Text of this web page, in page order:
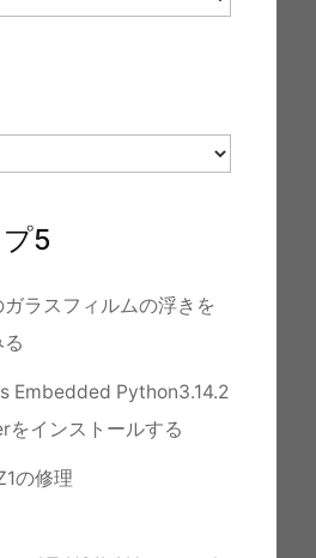
5
ラスフィルムの浮きを
Embedded Python3.14.2
をインストールする
の修理